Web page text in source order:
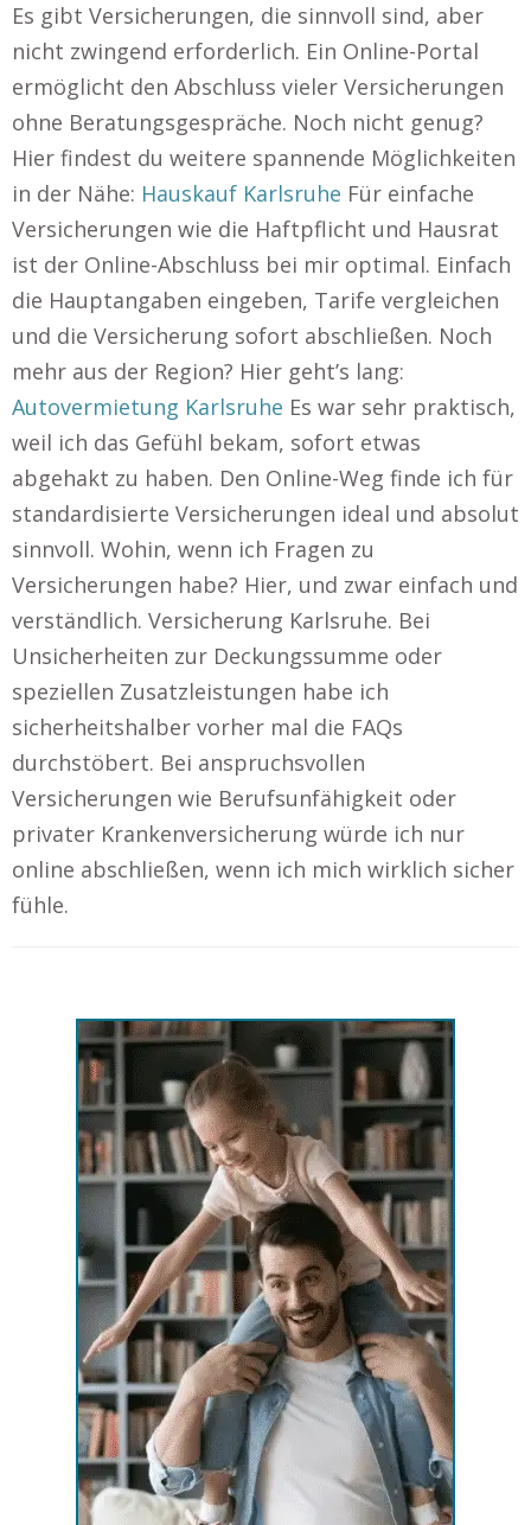
Es gibt Versicherungen, die sinnvoll sind, aber
nicht zwingend erforderlich. Ein Online-Portal
ermöglicht den Abschluss vieler Versicherungen
ohne Beratungsgespräche. Noch nicht genug?
Hier findest du weitere spannende Möglichkeiten
in der Nähe: Hauskauf Karlsruhe Für einfache
Versicherungen wie die Haftpflicht und Hausrat
ist der Online-Abschluss bei mir optimal. Einfach
die Hauptangaben eingeben, Tarife vergleichen
und die Versicherung sofort abschließen. Noch
mehr aus der Region? Hier geht’s lang:
Autovermietung Karlsruhe Es war sehr praktisch,
weil ich das Gefühl bekam, sofort etwas
abgehakt zu haben. Den Online-Weg finde ich für
standardisierte Versicherungen ideal und absolut
sinnvoll. Wohin, wenn ich Fragen zu
Versicherungen habe? Hier, und zwar einfach und
verständlich. Versicherung Karlsruhe. Bei
Unsicherheiten zur Deckungssumme oder
speziellen Zusatzleistungen habe ich
sicherheitshalber vorher mal die FAQs
durchstöbert. Bei anspruchsvollen
Versicherungen wie Berufsunfähigkeit oder
privater Krankenversicherung würde ich nur
online abschließen, wenn ich mich wirklich sicher
fühle.